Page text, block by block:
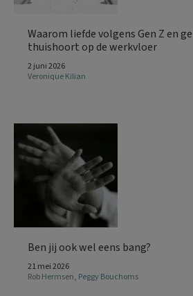
Waarom liefde volgens Gen Z en
thuishoort op de werkvloer
2 juni 2026
Veronique Kilian
Ben jij ook wel eens bang?
21 mei 2026
Rob Hermsen, Peggy Bouchoms